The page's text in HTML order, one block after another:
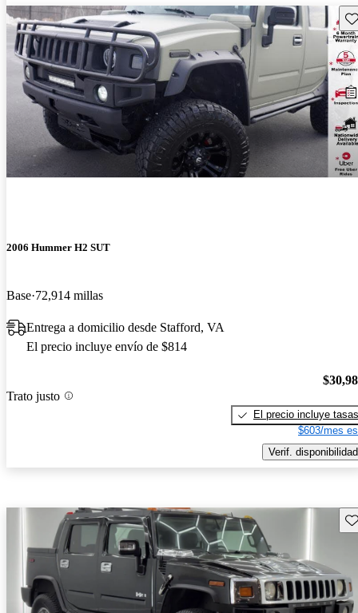
2006 Hummer H2 SUT
Base 72,914 millas
Entrega a domicilio desde Stafford, VA
El precio incluye envío de $814
Trato justo
El precio incluye tasas
$603/mes
Verif. disponibilidad